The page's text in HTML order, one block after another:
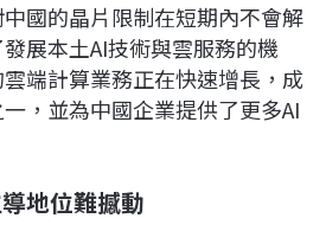
國的晶片限制在短期內不會解
展本土AI技術與雲服務的機
端計算業務正在快速增長，成
，並為中國企業提供了更多AI
地位難撼動